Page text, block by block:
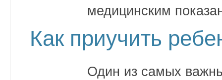
медицинским
Как приучить
Один из самых